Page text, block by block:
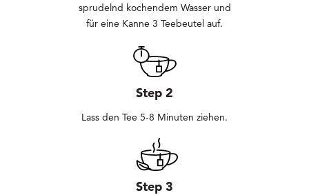
sprudelnd kochendem Wasser und
für eine Kanne 3 Teebeutel auf.
Step 2
Lass den Tee 5-8 Minuten ziehen.
Step 3